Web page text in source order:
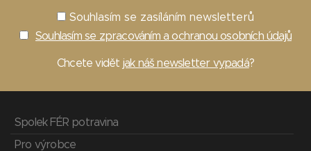
Souhlasím se zasíláním newsletterů
Souhlasím se zpracováním a ochranou osobních údajů
Chcete vidět jak náš newsletter vypadá?
Spolek FÉR potravina
Pro výrobce